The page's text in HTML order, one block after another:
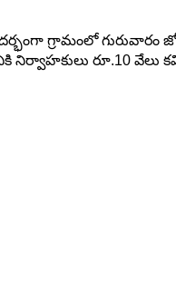
గ్రామంలో
రూ.10 వేలు